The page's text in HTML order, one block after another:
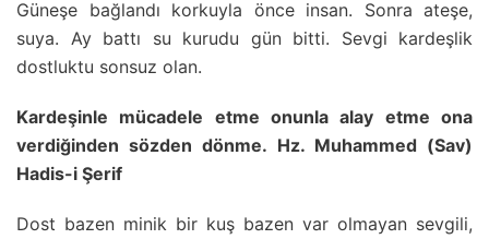
Güneşe bağlandı korkuyla önce insan. Sonra ateşe,
suya. Ay battı su kurudu gün bitti. Sevgi kardeşlik
dostluktu sonsuz olan.
Kardeşinle mücadele etme onunla alay etme ona
verdiğinden sözden dönme. Hz. Muhammed (Sav)
Hadis-i Şerif
Dost bazen minik bir kuş bazen var olmayan sevgili,